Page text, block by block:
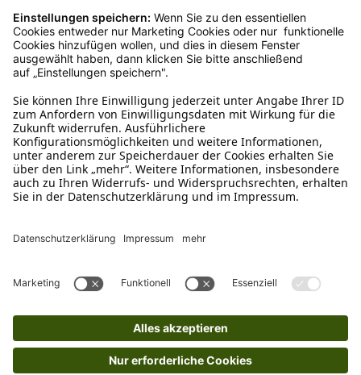
Kundenservice
Mo – Fr 9 – 17 Uhr, Sa 9 – 13 Uhr
Ruf uns an
04942-60 64 080
Schreibe uns
+49 1520 8997191
Tritt unserem Newsletter bei